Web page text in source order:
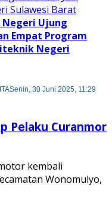
Ujung
Empat Program
Negeri
Senin, 30 Juni 2025, 11:29
Pelaku Curanmor
kembali
Wonomulyo,